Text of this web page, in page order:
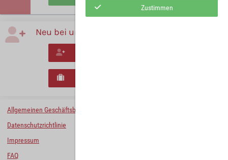
Neu bei uns?
Allgemeinen Geschäftsbedingungen
Datenschutzrichtlinie
Impressum
FAQ
Zustimmen